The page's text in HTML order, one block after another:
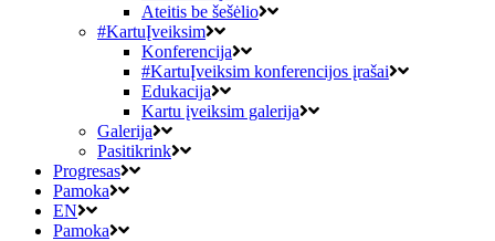
Ateitis be šešėlio
#KartuĮveiksim
Konferencija
#KartuĮveiksim konferencijos įrašai
Edukacija
Kartu įveiksim galerija
Galerija
Pasitikrink
Progresas
Pamoka
EN
Pamoka